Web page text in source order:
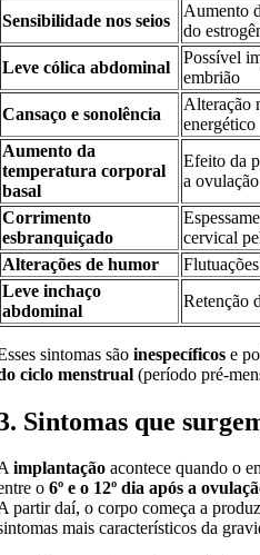
Sensibilidade nos seios
Aumento
do
Leve cólica abdominal
Possível
embrião
Cansaço e sonolência
Alteração
energético
Aumento da
temperatura corporal
basal
Efeito da
a ovulação
Corrimento
esbranquiçado
cervical
Alterações de humor
Leve inchaço
abdominal
Retenção
sintomas sãoinespecíficos e
ciclo menstrual (período pré-
Sintomas que
implantação acontece quando o
o6º e o 12º dia após a
partir daí, o corpo começa a
mais característicos da